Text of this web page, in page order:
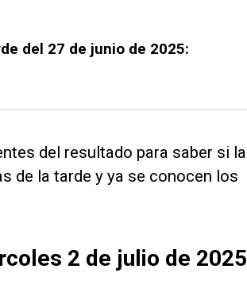
del 27 de junio de 2025:
del resultado para saber si la
de la tarde y ya se conocen los
2 de julio de 2025